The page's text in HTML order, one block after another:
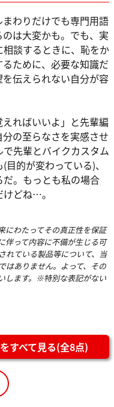
わりだけでも専門用語
は大変かも。でも、実
談するときに、恥をか
ために、必要な知識だ
伝えられない自分が容
えればいいよ」と先輩編
の至らなさを実感させ
先輩とバイクカスタム
的が変わっている)、
。もっとも私の場合
どね…。
にわたってその真正性を保証
伴って内容に不備が生じる可
れている製品等について、当
はありません。よって、その
します。※特別な表記がない
すべて見る(全8点)